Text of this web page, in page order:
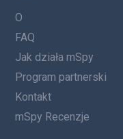
O
FAQ
Jak działa mSpy
Program partnerski
Kontakt
mSpy Recenzje